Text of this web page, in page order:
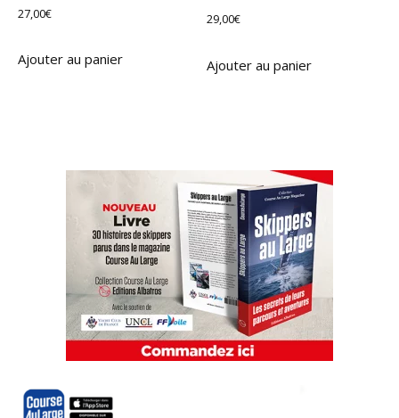
27,00€
Ajouter au panier
29,00€
Ajouter au panier